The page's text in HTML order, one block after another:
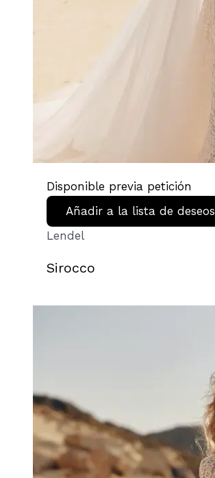
Disponible previa petición
Añadir a la lista de deseos
Lendel
Sirocco